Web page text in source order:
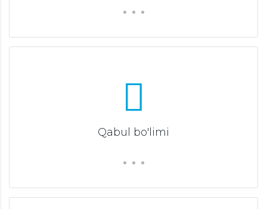
Qabul bo'limi